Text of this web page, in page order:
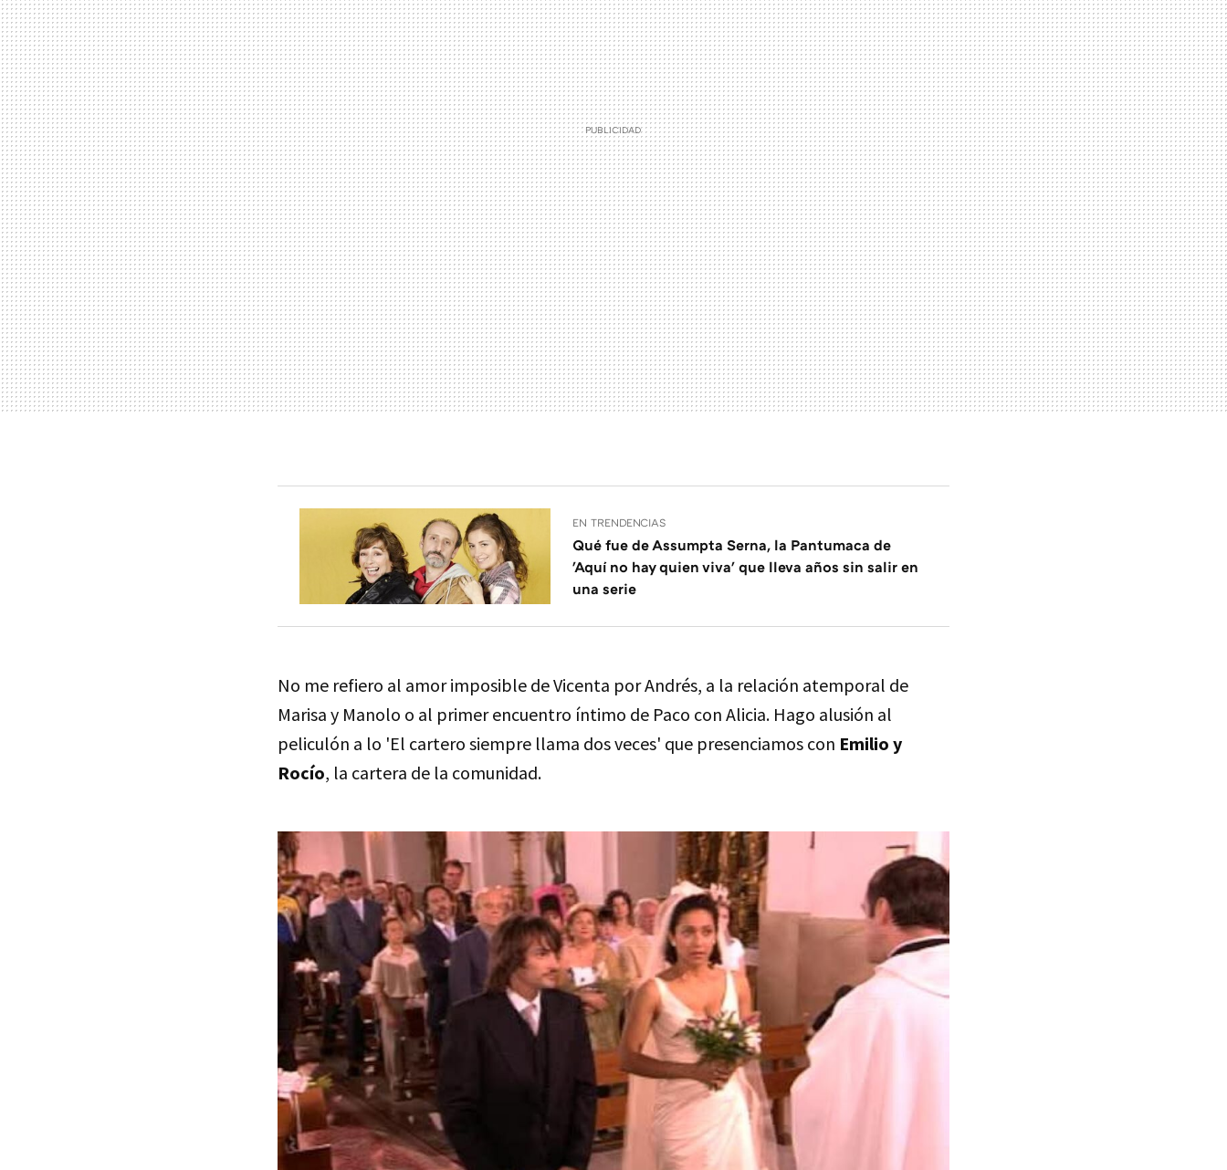
EN TRENDENCIAS
Qué fue de Assumpta Serna, la Pantumaca de
'Aquí no hay quien viva' que lleva años sin salir en
una serie
No me refiero al amor imposible de Vicenta por Andrés, a la relación atemporal de
Marisa y Manolo o al primer encuentro íntimo de Paco con Alicia. Hago alusión al
peliculón a lo 'El cartero siempre llama dos veces' que presenciamos con Emilio y
Rocío, la cartera de la comunidad.